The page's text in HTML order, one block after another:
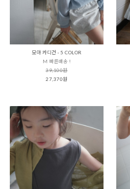
모아 카디건 - 5 COLOR
M 빠른배송 !
39,100원
27,370원